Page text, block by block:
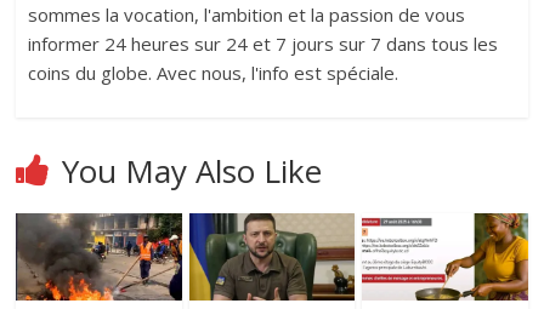
sommes la vocation, l'ambition et la passion de vous
informer 24 heures sur 24 et 7 jours sur 7 dans tous les
coins du globe. Avec nous, l'info est spéciale.
You May Also Like